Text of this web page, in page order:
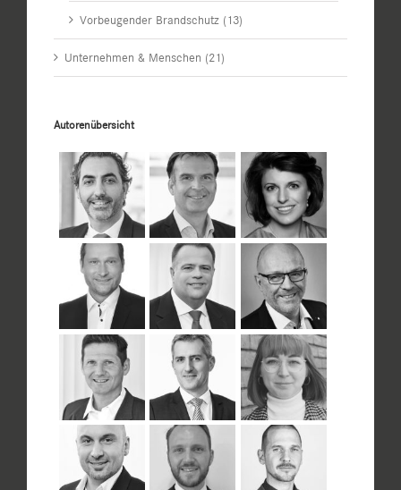
Vorbeugender Brandschutz (13)
Unternehmen & Menschen (21)
Autorenübersicht